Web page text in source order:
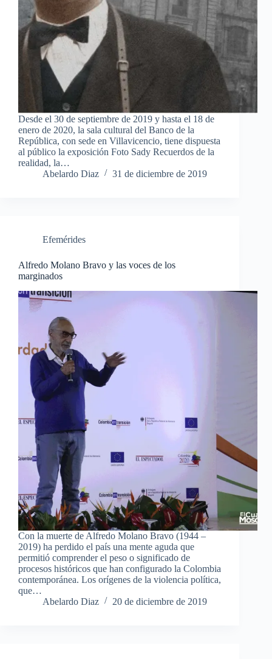
Desde el 30 de septiembre de 2019 y hasta el 18 de
enero de 2020, la sala cultural del Banco de la
República, con sede en Villavicencio, tiene dispuesta
al público la exposición Foto Sady Recuerdos de la
realidad, la…
Abelardo Diaz
31 de diciembre de 2019
Efemérides
Alfredo Molano Bravo y las voces de los
marginados
Con la muerte de Alfredo Molano Bravo (1944 –
2019) ha perdido el país una mente aguda que
permitió comprender el peso o significado de
procesos históricos que han configurado la Colombia
contemporánea. Los orígenes de la violencia política,
que…
Abelardo Diaz
20 de diciembre de 2019